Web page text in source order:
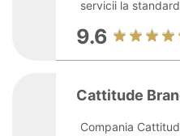
servicii la
9.6
Cattitude
Compania